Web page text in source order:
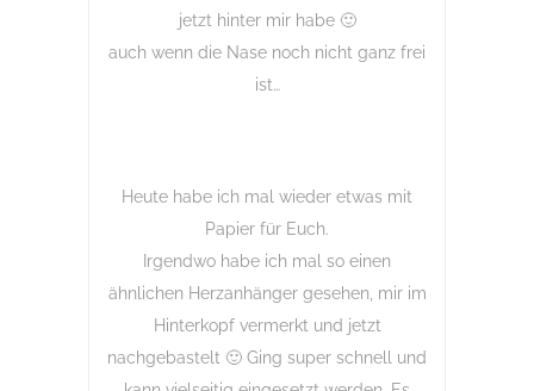
jetzt hinter mir habe 🙂
auch wenn die Nase noch nicht ganz frei
ist…
Heute habe ich mal wieder etwas mit
Papier für Euch.
Irgendwo habe ich mal so einen
ähnlichen Herzanhänger gesehen, mir im
Hinterkopf vermerkt und jetzt
nachgebastelt 🙂 Ging super schnell und